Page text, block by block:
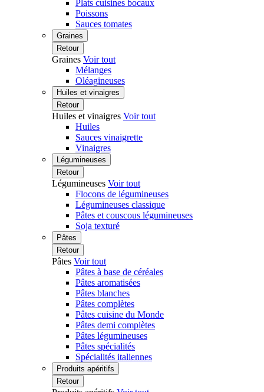
Plats cuisines bocaux
Poissons
Sauces tomates
Graines
Retour
Graines Voir tout
Mélanges
Oléagineuses
Huiles et vinaigres
Retour
Huiles et vinaigres Voir tout
Huiles
Sauces vinaigrette
Vinaigres
Légumineuses
Retour
Légumineuses Voir tout
Flocons de légumineuses
Légumineuses classique
Pâtes et couscous légumineuses
Soja texturé
Pâtes
Retour
Pâtes Voir tout
Pâtes à base de céréales
Pâtes aromatisées
Pâtes blanches
Pâtes complètes
Pâtes cuisine du Monde
Pâtes demi complètes
Pâtes légumineuses
Pâtes spécialités
Spécialités italiennes
Produits apéritifs
Retour